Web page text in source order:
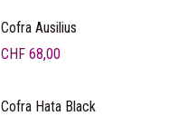
Cofra Ausilius
CHF 68,00
Cofra Hata Black